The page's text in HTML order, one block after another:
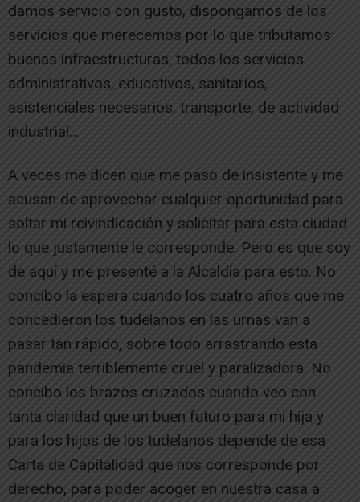
damos servicio con gusto, dispongamos de los
servicios que merecemos por lo que tributamos:
buenas infraestructuras, todos los servicios
administrativos, educativos, sanitarios,
asistenciales necesarios, transporte, de actividad
industrial…
A veces me dicen que me paso de insistente y me
acusan de aprovechar cualquier oportunidad para
soltar mi reivindicación y solicitar para esta ciudad
lo que justamente le corresponde. Pero es que soy
de aquí y me presenté a la Alcaldía para esto. No
concibo la espera cuando los cuatro años que me
concedieron los tudelanos en las urnas van a
pasar tan rápido, sobre todo arrastrando esta
pandemia terriblemente cruel y paralizadora. No
concibo los brazos cruzados cuando veo con
tanta claridad que un buen futuro para mi hija y
para los hijos de los tudelanos depende de esa
Carta de Capitalidad que nos corresponde por
derecho, para poder acoger en nuestra casa a